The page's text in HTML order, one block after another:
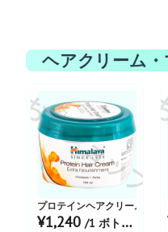
ヘアクリーム・
お薬ショップ
プロテインヘアクリーム
¥1,240 /1 ボトル あたり